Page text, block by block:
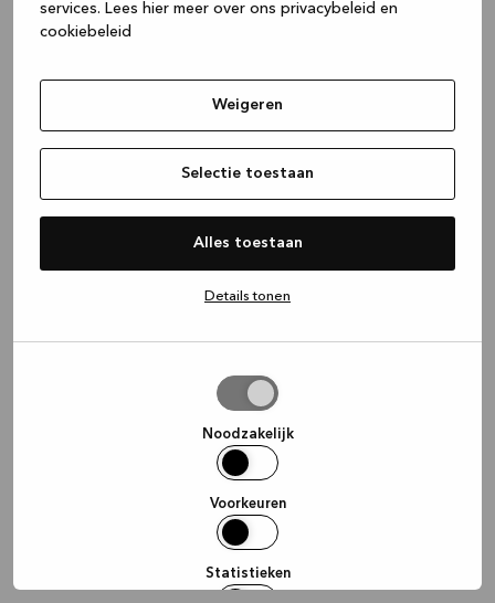
services. Lees hier meer over ons privacybeleid en
cookiebeleid
Weigeren
Selectie toestaan
Alles toestaan
Details tonen
Noodzakelijk
Voorkeuren
Statistieken
(see the browser console for more
information).